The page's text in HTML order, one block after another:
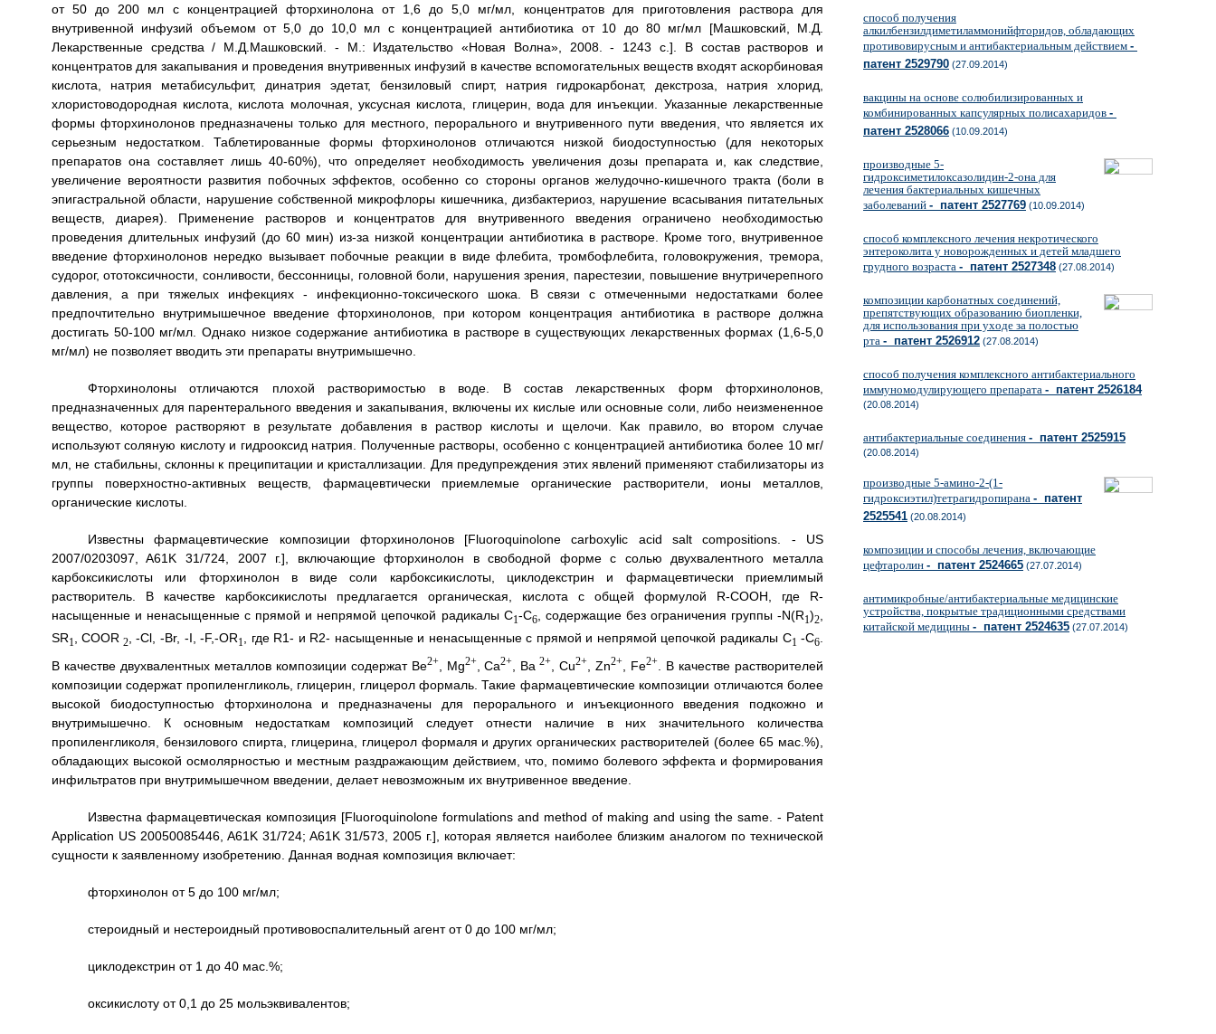
от 50 до 200 мл с концентрацией фторхинолона от 1,6 до 5,0 мг/мл, концентратов для приготовления раствора для
внутривенной инфузий объемом от 5,0 до 10,0 мл с концентрацией антибиотика от 10 до 80 мг/мл [Машковский, М.Д.
Лекарственные средства / М.Д.Машковский. - М.: Издательство «Новая Волна», 2008. - 1243 с.]. В состав растворов и
концентратов для закапывания и проведения внутривенных инфузий в качестве вспомогательных веществ входят аскорбиновая
кислота, натрия метабисульфит, динатрия эдетат, бензиловый спирт, натрия гидрокарбонат, декстроза, натрия хлорид,
хлористоводородная кислота, кислота молочная, уксусная кислота, глицерин, вода для инъекции. Указанные лекарственные
формы фторхинолонов предназначены только для местного, перорального и внутривенного пути введения, что является их
серьезным недостатком. Таблетированные формы фторхинолонов отличаются низкой биодоступностью (для некоторых
препаратов она составляет лишь 40-60%), что определяет необходимость увеличения дозы препарата и, как следствие,
увеличение вероятности развития побочных эффектов, особенно со стороны органов желудочно-кишечного тракта (боли в
эпигастральной области, нарушение собственной микрофлоры кишечника, дизбактериоз, нарушение всасывания питательных
веществ, диарея). Применение растворов и концентратов для внутривенного введения ограничено необходимостью
проведения длительных инфузий (до 60 мин) из-за низкой концентрации антибиотика в растворе. Кроме того, внутривенное
введение фторхинолонов нередко вызывает побочные реакции в виде флебита, тромбофлебита, головокружения, тремора,
судорог, ототоксичности, сонливости, бессонницы, головной боли, нарушения зрения, парестезии, повышение внутричерепного
давления, а при тяжелых инфекциях - инфекционно-токсического шока. В связи с отмеченными недостатками более
предпочтительно внутримышечное введение фторхинолонов, при котором концентрация антибиотика в растворе должна
достигать 50-100 мг/мл. Однако низкое содержание антибиотика в растворе в существующих лекарственных формах (1,6-5,0
мг/мл) не позволяет вводить эти препараты внутримышечно.
Фторхинолоны отличаются плохой растворимостью в воде. В состав лекарственных форм фторхинолонов,
предназначенных для парентерального введения и закапывания, включены их кислые или основные соли, либо неизмененное
вещество, которое растворяют в результате добавления в раствор кислоты и щелочи. Как правило, во втором случае
используют соляную кислоту и гидрооксид натрия. Полученные растворы, особенно с концентрацией антибиотика более 10 мг/
мл, не стабильны, склонны к преципитации и кристаллизации. Для предупреждения этих явлений применяют стабилизаторы из
группы поверхностно-активных веществ, фармацевтически приемлемые органические растворители, ионы металлов,
органические кислоты.
Известны фармацевтические композиции фторхинолонов [Fluoroquinolone carboxylic acid salt compositions. - US
2007/0203097, A61K 31/724, 2007 г.], включающие фторхинолон в свободной форме с солью двухвалентного металла
карбоксикислоты или фторхинолон в виде соли карбоксикислоты, циклодекстрин и фармацевтически приемлимый
растворитель. В качестве карбоксикислоты предлагается органическая, кислота с общей формулой R-COOH, где R-
насыщенные и ненасыщенные с прямой и непрямой цепочкой радикалы C1 -С6, содержащие без ограничения группы -N(R1)2
SR1, COOR 2, -Cl, -Br, -I, -F,-OR1, где R1- и R2- насыщенные и ненасыщенные с прямой и непрямой цепочкой радикалы C1 -С6.
В качестве двухвалентных металлов композиции содержат Ве2+, Mg2+, Са2+ , Ва 2+ , Cu2+ , Zn2+ , Fe2+
. В качестве растворителей
композиции содержат пропиленгликоль, глицерин, глицерол формаль. Такие фармацевтические композиции отличаются более
высокой биодоступностью фторхинолона и предназначены для перорального и инъекционного введения подкожно и
внутримышечно. К основным недостаткам композиций следует отнести наличие в них значительного количества
пропиленгликоля, бензилового спирта, глицерина, глицерол формаля и других органических растворителей (более 65 мас.%),
обладающих высокой осмолярностью и местным раздражающим действием, что, помимо болевого эффекта и формирования
инфильтратов при внутримышечном введении, делает невозможным их внутривенное введение.
Известна фармацевтическая композиция [Fluoroquinolone formulations and method of making and using the same. - Patent
Application US 20050085446, A61K 31/724; A61K 31/573, 2005 г.], которая является наиболее близким аналогом по технической
сущности к заявленному изобретению. Данная водная композиция включает:
фторхинолон от 5 до 100 мг/мл;
стероидный и нестероидный противовоспалительный агент от 0 до 100 мг/мл;
циклодекстрин от 1 до 40 мас.%;
оксикислоту от 0,1 до 25 мольэквивалентов;
способ получения
алкилбензилдиметиламмонийфторидов, обладающих
противовирусным и антибактериальным действием -
патент 2529790 (27.09.2014)
вакцины на основе солюбилизированных и
комбинированных капсулярных полисахаридов -
патент 2528066 (10.09.2014)
производные 5-
гидроксиметилоксазолидин-2-она для
лечения бактериальных кишечных
заболеваний - патент 2527769 (10.09.2014)
способ комплексного лечения некротического
энтероколита у новорожденных и детей младшего
грудного возраста - патент 2527348 (27.08.2014)
композиции карбонатных соединений,
препятствующих образованию биопленки,
для использования при уходе за полостью
рта - патент 2526912 (27.08.2014)
способ получения комплексного антибактериального
иммуномодулирующего препарата - патент 2526184
(20.08.2014)
антибактериальные соединения - патент 2525915
(20.08.2014)
производные 5-амино-2-(1-
гидроксиэтил)тетрагидропирана - патент
2525541 (20.08.2014)
композиции и способы лечения, включающие
цефтаролин - патент 2524665 (27.07.2014)
антимикробные/антибактериальные медицинские
устройства, покрытые традиционными средствами
китайской медицины - патент 2524635 (27.07.2014)